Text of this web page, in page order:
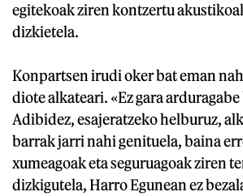
egitekoak ziren kontzertu
dizkietela.
Konpartsen irudi oker bat eman
diote alkateari. «Ez gara
Adibidez, esajeratzeko helburuz,
barrak jarri nahi genituela, baina
xumeagoak eta seguruagoak ziren
dizkigutela, Harro Egunean ez